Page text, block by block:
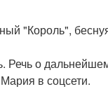
"Король",
о
в соцсети.